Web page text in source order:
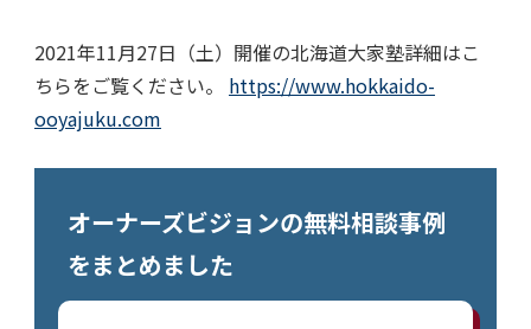
2021年11月27日（土）開催の北海道大家塾詳細はこ
ちらをご覧ください。
https://www.hokkaido-
ooyajuku.com
オーナーズビジョンの無料相談事例
をまとめました